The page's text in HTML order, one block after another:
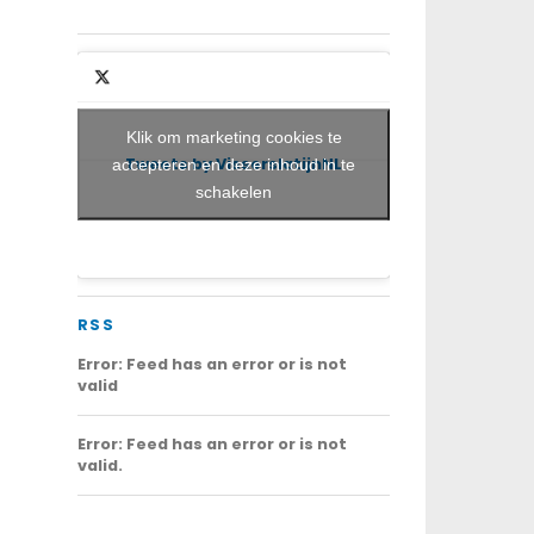
Tweets by VisserslatijnNL
Klik om marketing cookies te
accepteren en deze inhoud in te
schakelen
RSS
Error: Feed has an error or is not
valid
Error: Feed has an error or is not
valid.